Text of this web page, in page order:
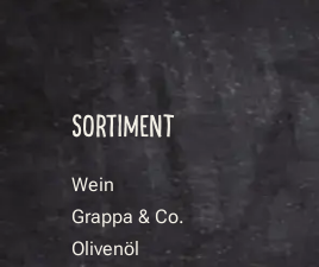
SORTIMENT
Wein
Grappa & Co.
Olivenöl